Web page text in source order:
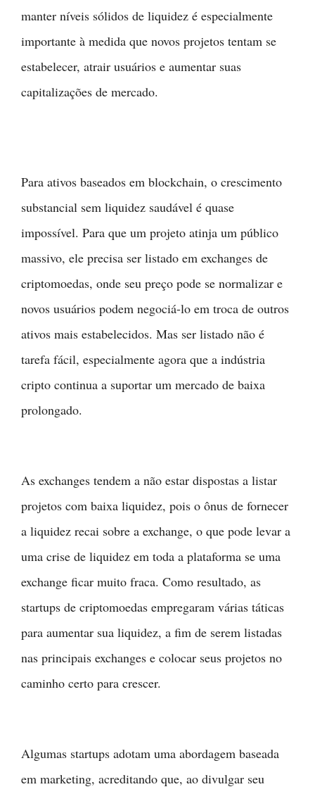
manter níveis sólidos de liquidez é especialmente
importante à medida que novos projetos tentam se
estabelecer, atrair usuários e aumentar suas
capitalizações de mercado.
Para ativos baseados em blockchain, o crescimento
substancial sem liquidez saudável é quase
impossível. Para que um projeto atinja um público
massivo, ele precisa ser listado em exchanges de
criptomoedas, onde seu preço pode se normalizar e
novos usuários podem negociá-lo em troca de outros
ativos mais estabelecidos. Mas ser listado não é
tarefa fácil, especialmente agora que a indústria
cripto continua a suportar um mercado de baixa
prolongado.
As exchanges tendem a não estar dispostas a listar
projetos com baixa liquidez, pois o ônus de fornecer
a liquidez recai sobre a exchange, o que pode levar a
uma crise de liquidez em toda a plataforma se uma
exchange ficar muito fraca. Como resultado, as
startups de criptomoedas empregaram várias táticas
para aumentar sua liquidez, a fim de serem listadas
nas principais exchanges e colocar seus projetos no
caminho certo para crescer.
Algumas startups adotam uma abordagem baseada
em marketing, acreditando que, ao divulgar seu